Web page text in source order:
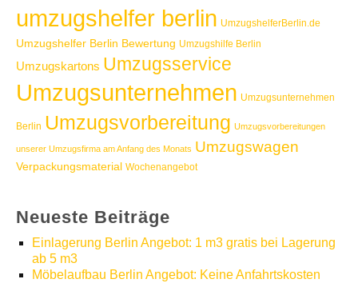
umzugshelfer berlin UmzugshelferBerlin.de
Umzugshelfer Berlin Bewertung Umzugshilfe Berlin
Umzugskartons Umzugsservice
Umzugsunternehmen Umzugsunternehmen
Berlin Umzugsvorbereitung Umzugsvorbereitungen
unserer Umzugsfirma am Anfang des Monats Umzugswagen
Verpackungsmaterial Wochenangebot
Neueste Beiträge
Einlagerung Berlin Angebot: 1 m3 gratis bei Lagerung
ab 5 m3
Möbelaufbau Berlin Angebot: Keine Anfahrtskosten